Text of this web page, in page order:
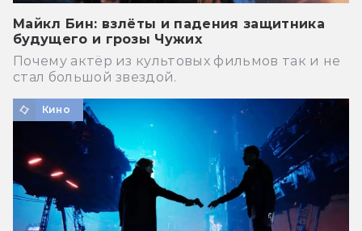
Майкл Бин: взлёты и падения защитника
будущего и грозы Чужих
Почему актёр из культовых фильмов так и не
стал большой звездой.
Кино